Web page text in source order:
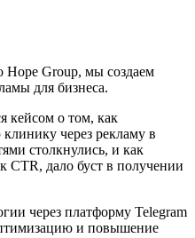
Hope Group, мы создаем
для бизнеса.
кейсом о том, как
через рекламу в
столкнулись, и как
CTR, дало буст в получении